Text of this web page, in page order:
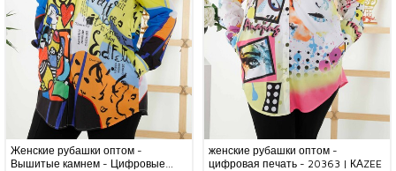
Женские рубашки оптом -
Вышитые камнем - Цифровые
женские рубашки оптом -
цифровая печать - 20363 | КАZEE